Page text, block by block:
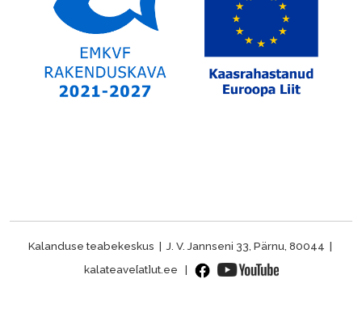
Kalanduse teabekeskus | J. V. Jannseni 33, Pärnu, 80044 |
kalateave[at]ut.ee |